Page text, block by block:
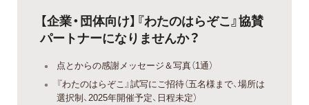
【企業・団体向け】『わたのはらぞこ』協賛
パートナーになりませんか？
点とからの感謝メッセージ＆写真（1通）
『わたのはらぞこ』試写にご招待（五名様まで、場所は
選択制、2025年開催予定、日程未定）